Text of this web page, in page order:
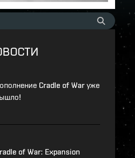
Cradle of War уже
of War: Expansion